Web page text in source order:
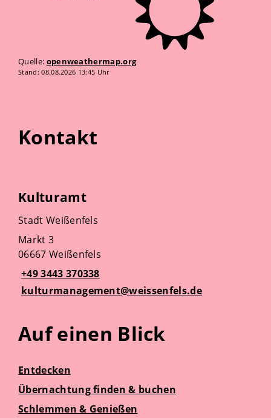
Quelle: openweathermap.org
Stand: 08.08.2026 13:45 Uhr
Kontakt
Kulturamt
Stadt Weißenfels
Markt 3
06667 Weißenfels
+49 3443 370338
kulturmanagement@weissenfels.de
Auf einen Blick
Entdecken
Übernachtung finden & buchen
Schlemmen & Genießen